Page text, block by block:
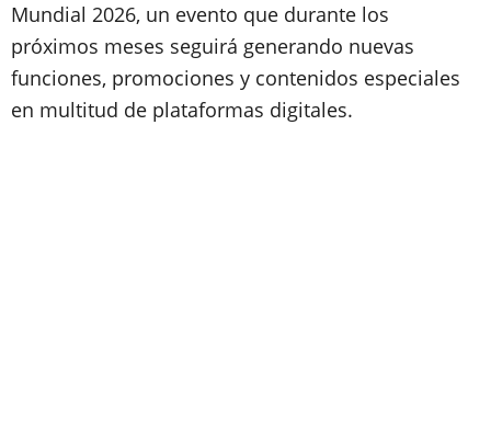
Mundial 2026, un evento que durante los
próximos meses seguirá generando nuevas
funciones, promociones y contenidos especiales
en multitud de plataformas digitales.